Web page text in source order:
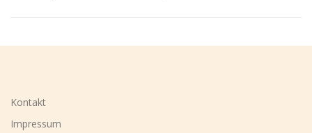
Kontakt
Impressum